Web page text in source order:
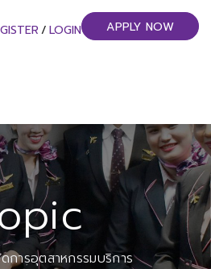
/ LOGIN APPLY NOW
การอุตสาหกรรมบริการ